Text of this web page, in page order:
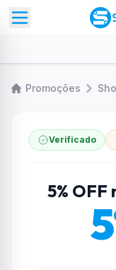
Promoções
Verificado
5% OFF